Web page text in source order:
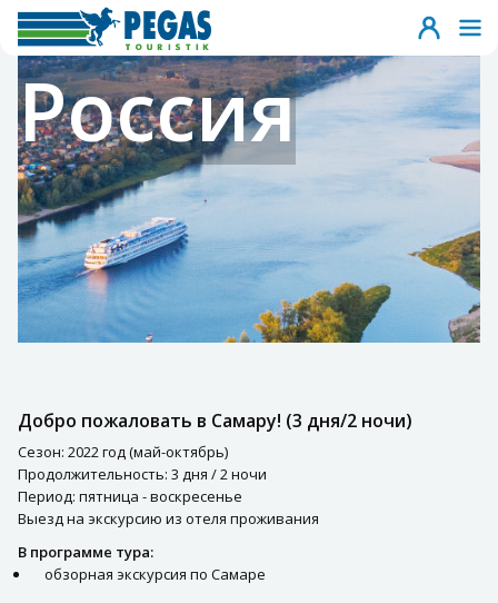
Россия
Добро пожаловать в Самару! (3 дня/2 ночи)
Сезон: 2022 год (май-октябрь)
Продолжительность: 3 дня / 2 ночи
Период: пятница - воскресенье
Выезд на экскурсию из отеля проживания
В программе тура:
обзорная экскурсия по Самаре